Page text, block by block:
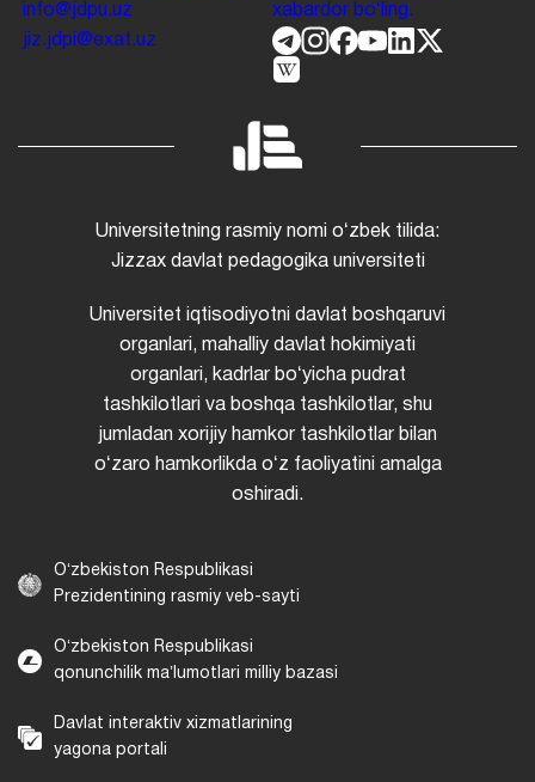
info@jdpu.uz
jiz.jdpi@exat.uz
xabardor boʻling.
Universitetning rasmiy nomi oʻzbek tilida:
Jizzax davlat pedagogika universiteti
Universitet iqtisodiyotni davlat boshqaruvi
organlari, mahalliy davlat hokimiyati
organlari, kadrlar boʻyicha pudrat
tashkilotlari va boshqa tashkilotlar, shu
jumladan xorijiy hamkor tashkilotlar bilan
oʻzaro hamkorlikda oʻz faoliyatini amalga
oshiradi.
Oʻzbekiston Respublikasi
Prezidentining rasmiy veb-sayti
Oʻzbekiston Respublikasi
qonunchilik maʼlumotlari milliy bazasi
Davlat interaktiv xizmatlarining
yagona portali